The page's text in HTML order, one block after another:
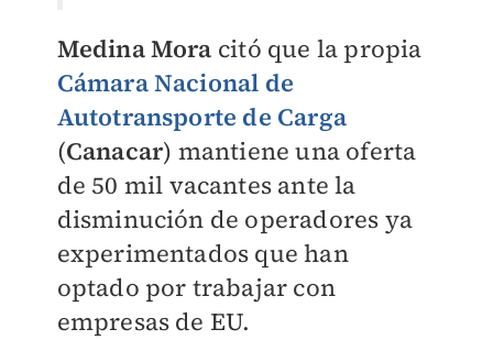
Medina Mora citó que la propia
Cámara Nacional de
Autotransporte de Carga
(Canacar) mantiene una oferta
de 50 mil vacantes ante la
disminución de operadores ya
experimentados que han
optado por trabajar con
empresas de EU.